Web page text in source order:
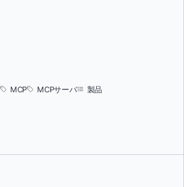
MCP MCPサーバ 製品